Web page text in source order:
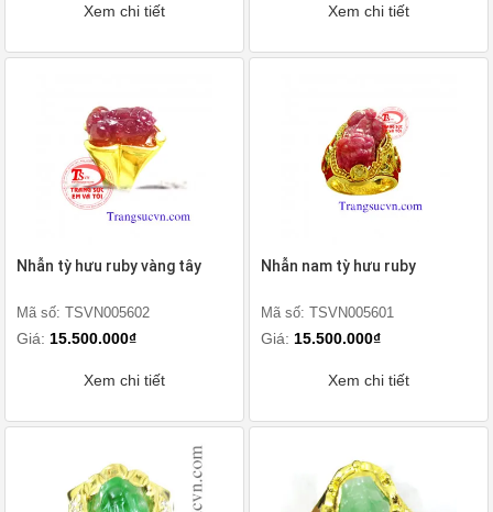
Xem chi tiết Xem chi tiết
Nhẫn tỳ hưu ruby vàng tây
Mã số: TSVN005602
Giá: 15.500.000₫
Xem chi tiết
Nhẫn nam tỳ hưu ruby
Mã số: TSVN005601
Giá: 15.500.000₫
Xem chi tiết